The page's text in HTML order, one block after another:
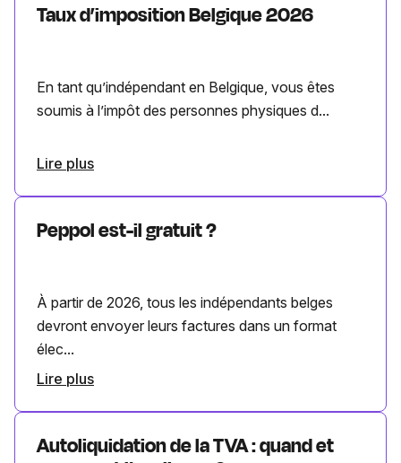
Taux d’imposition Belgique 2026
En tant qu’indépendant en Belgique, vous êtes
soumis à l’impôt des personnes physiques d...
Lire plus
Peppol est-il gratuit ?
À partir de 2026, tous les indépendants belges
devront envoyer leurs factures dans un format
élec...
Lire plus
Autoliquidation de la TVA : quand et